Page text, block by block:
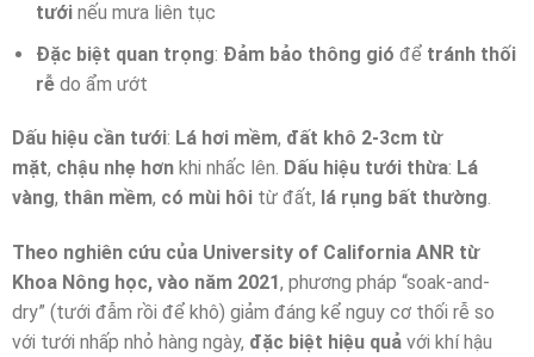
tưới nếu mưa liên tục
Đặc biệt quan trọng: Đảm bảo thông gió để tránh thối
rễ do ẩm ướt
Dấu hiệu cần tưới: Lá hơi mềm, đất khô 2-3cm từ
mặt, chậu nhẹ hơn khi nhấc lên. Dấu hiệu tưới thừa: Lá
vàng, thân mềm, có mùi hôi từ đất, lá rụng bất thường.
Theo nghiên cứu của University of California ANR từ
Khoa Nông học, vào năm 2021, phương pháp “soak-and-
dry” (tưới đẫm rồi để khô) giảm đáng kể nguy cơ thối rễ so
với tưới nhấp nhỏ hàng ngày, đặc biệt hiệu quả với khí hậu